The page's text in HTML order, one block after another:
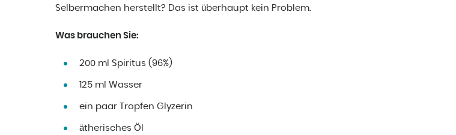
Selbermachen herstellt? Das ist überhaupt kein Problem.
Was brauchen Sie:
200 ml Spiritus (96%)
125 ml Wasser
ein paar Tropfen Glyzerin
ätherisches Öl